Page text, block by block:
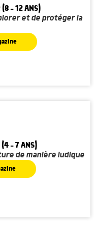
(8 - 12 ANS)
et de protéger la
(4 - 7 ANS)
de manière ludique